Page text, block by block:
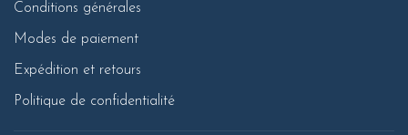
Conditions générales
Modes de paiement
Expédition et retours
Politique de confidentialité